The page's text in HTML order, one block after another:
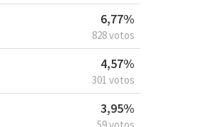
6,77%
828 votos
4,57%
301 votos
3,95%
59 votos